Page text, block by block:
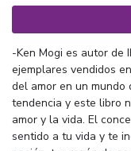
-Ken Mogi es autor de
ejemplares vendidos
del amor en un
tendencia y este libro
amor y la vida. El
sentido a tu vida y te